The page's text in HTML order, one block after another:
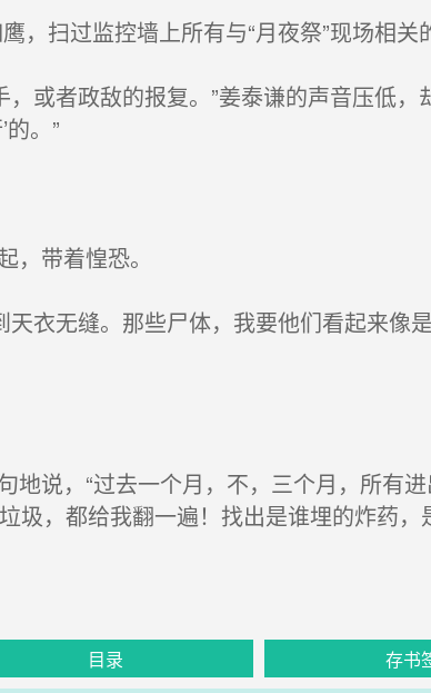
扫过监控墙上所有与“月夜祭”现场相关
或者政敌的报复。”姜泰谦的声音压低，
。”
带着惶恐。
衣无缝。那些尸体，我要他们看起来像
说，“过去一个月，不，三个月，所有
圾，都给我翻一遍！找出是谁埋的炸药
目录 存书